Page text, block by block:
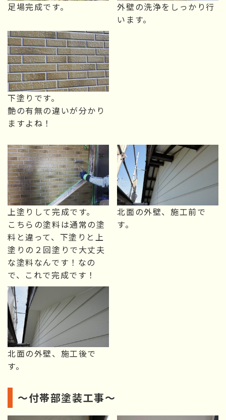
足場完成です。
外壁の洗浄をしっかり行
います。
下塗りです。
艶の有無の違いが分かり
ますよね！
上塗りして完成です。
こちらの塗料は通常の塗
料と違って、下塗りと上
塗りの２回塗りで大丈夫
な塗料なんです！なの
で、これで完成です！
北面の外壁、施工前で
す。
北面の外壁、施工後で
す。
～付帯部塗装工事～